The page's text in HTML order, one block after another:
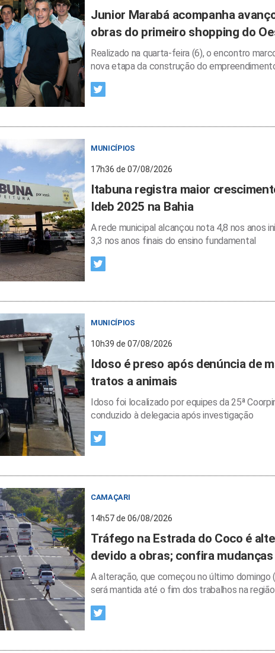
Junior Marabá acompanha
obras do primeiro shopping do
Realizado na quarta-feira (6), o encontro
nova etapa da construção do
MUNICÍPIOS
17h36 de 07/08/2026
Itabuna registra maior
Ideb 2025 na Bahia
A rede municipal alcançou nota 4,8 nos anos
3,3 nos anos finais do ensino fundamental
MUNICÍPIOS
10h39 de 07/08/2026
Idoso é preso após denúncia de
tratos a animais
Idoso foi localizado por equipes da 25ª
conduzido à delegacia após investigação
CAMAÇARI
14h57 de 06/08/2026
Tráfego na Estrada do Coco é
devido a obras; confira mudanças
A alteração, que começou no último domingo
será mantida até o fim dos trabalhos na região